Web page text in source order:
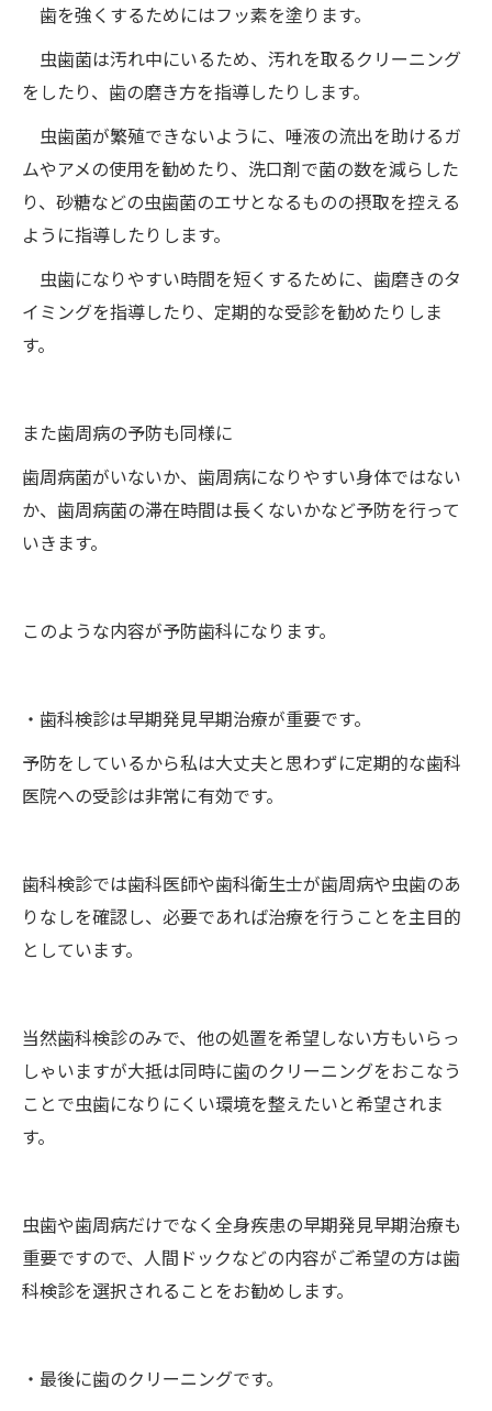
歯を強くするためにはフッ素を塗ります。
虫歯菌は汚れ中にいるため、汚れを取るクリーニング
をしたり、歯の磨き方を指導したりします。
虫歯菌が繁殖できないように、唾液の流出を助けるガ
ムやアメの使用を勧めたり、洗口剤で菌の数を減らした
り、砂糖などの虫歯菌のエサとなるものの摂取を控える
ように指導したりします。
虫歯になりやすい時間を短くするために、歯磨きのタ
イミングを指導したり、定期的な受診を勧めたりしま
す。
また歯周病の予防も同様に
歯周病菌がいないか、歯周病になりやすい身体ではない
か、歯周病菌の滞在時間は長くないかなど予防を行って
いきます。
このような内容が予防歯科になります。
・歯科検診は早期発見早期治療が重要です。
予防をしているから私は大丈夫と思わずに定期的な歯科
医院への受診は非常に有効です。
歯科検診では歯科医師や歯科衛生士が歯周病や虫歯のあ
りなしを確認し、必要であれば治療を行うことを主目的
としています。
当然歯科検診のみで、他の処置を希望しない方もいらっ
しゃいますが大抵は同時に歯のクリーニングをおこなう
ことで虫歯になりにくい環境を整えたいと希望されま
す。
虫歯や歯周病だけでなく全身疾患の早期発見早期治療も
重要ですので、人間ドックなどの内容がご希望の方は歯
科検診を選択されることをお勧めします。
・最後に歯のクリーニングです。